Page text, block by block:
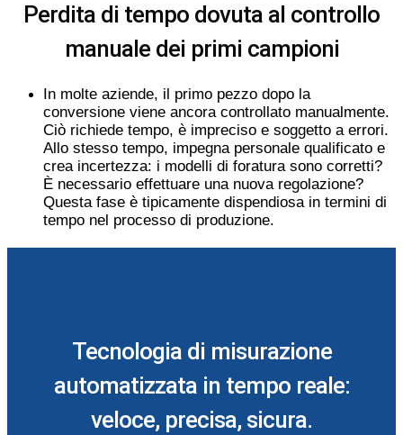
Perdita di tempo dovuta al controllo
manuale dei primi campioni
In molte aziende, il primo pezzo dopo la
conversione viene ancora controllato manualmente.
Ciò richiede tempo, è impreciso e soggetto a errori.
Allo stesso tempo, impegna personale qualificato e
crea incertezza: i modelli di foratura sono corretti?
È necessario effettuare una nuova regolazione?
Questa fase è tipicamente dispendiosa in termini di
tempo nel processo di produzione.
Tecnologia di misurazione
automatizzata in tempo reale:
veloce, precisa, sicura.